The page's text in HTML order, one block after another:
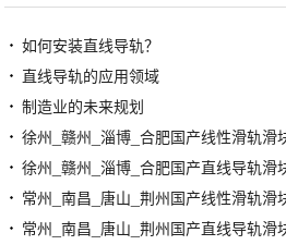
如何安装直线导轨？
直线导轨的应用领域
制造业的未来规划
徐州_赣州_淄博_合肥国产线性滑轨滑
徐州_赣州_淄博_合肥国产直线导轨滑
常州_南昌_唐山_荆州国产线性滑轨滑
常州_南昌_唐山_荆州国产直线导轨滑